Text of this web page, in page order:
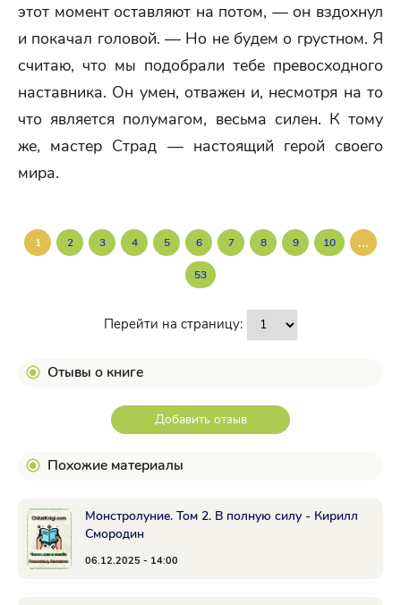
этот момент оставляют на потом, — он вздохнул
и покачал головой. — Но не будем о грустном. Я
считаю, что мы подобрали тебе превосходного
наставника. Он умен, отважен и, несмотря на то
что является полумагом, весьма силен. К тому
же, мастер Страд — настоящий герой своего
мира.
1 2 3 4 5 6 7 8 9 10 ...
53
Перейти на страницу:
Отывы о книге
Добавить отзыв
Похожие материалы
Монстролуние. Том 2. В полную силу - Кирилл
Смородин
06.12.2025 - 14:00